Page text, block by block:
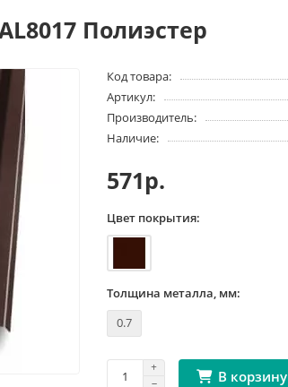
Полиэстер
Код товара:
Артикул:
Производитель:
Наличие:
571р.
Цвет покрытия:
Толщина металла, мм:
0.7
В корзину